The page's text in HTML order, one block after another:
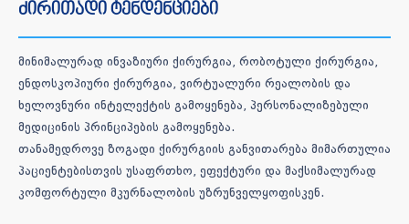
ძირითადი ტენდენციები
მინიმალურად ინვაზიური ქირურგია, რობოტული ქირურგია,
ენდოსკოპიური ქირურგია, ვირტუალური რეალობის და
ხელოვნური ინტელექტის გამოყენება, პერსონალიზებული
მედიცინის პრინციპების გამოყენება.
თანამედროვე ზოგადი ქირურგიის განვითარება მიმართულია
პაციენტებისთვის უსაფრთხო, ეფექტური და მაქსიმალურად
კომფორტული მკურნალობის უზრუნველყოფისკენ.